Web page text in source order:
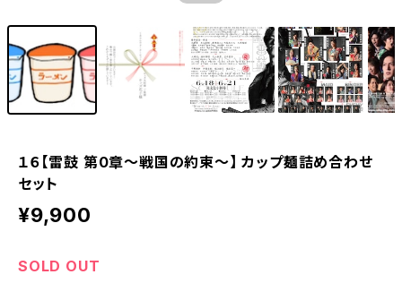
１６【雷鼓 第0章〜戦国の約束〜】 カップ麺詰め合わせ
セット
¥9,900
SOLD OUT